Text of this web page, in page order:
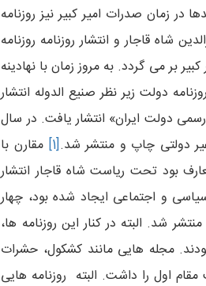
زمان صدرات امیر کبیر نیز روزنامه
شاه قاجار و انتشار روزنامه روزنامه
امیر کبیر بر می گردد. به مروز زمان با نهادینه
نگاری و پذرش این حرفه در بین خاندان سلطنتی، در سال 1277 ه.ق. روزنامه دولت زیر نظر صنیع الدوله انتشار
«روزنامه رسمی دولت ایران» انتشار یافت. در سال
[1] مقارن با
بود تحت ریاست شاه قاجار انتشار
و اجتماعی ایجاد شده بود، چهار
شد. البته در کنار این روزنامه ها،
مجله هایی مانند کشکول، حشرات
اول را داشت. البته روزنامه هایی